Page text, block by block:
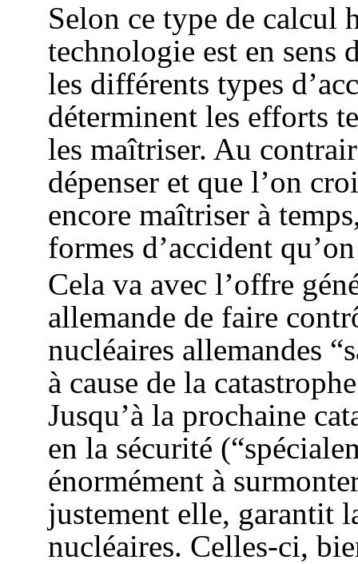
Selon ce type de calcul
technologie est en sens
les différents types
déterminent les efforts
les maîtriser. Au
dépenser et que l’on
encore maîtriser à
formes d’accident
Cela va avec l’offre
allemande de faire
nucléaires allemandes
à cause de la
Jusqu’à la prochaine
en la sécurité
énormément à
justement elle, garantit
nucléaires. Celles-ci,